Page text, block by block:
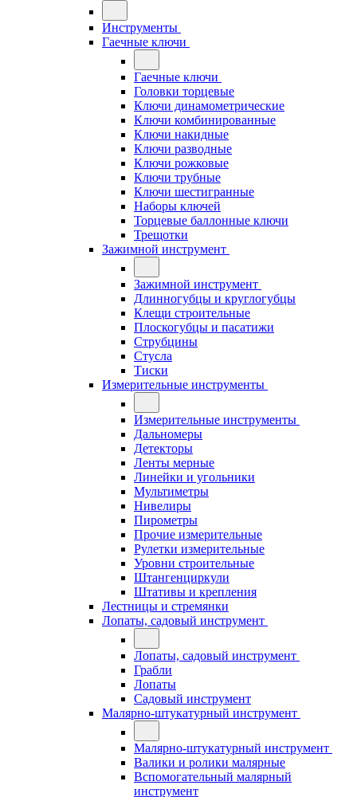
Инструменты
Гаечные ключи
Гаечные ключи
Головки торцевые
Ключи динамометрические
Ключи комбинированные
Ключи накидные
Ключи разводные
Ключи рожковые
Ключи трубные
Ключи шестигранные
Наборы ключей
Торцевые баллонные ключи
Трещотки
Зажимной инструмент
Зажимной инструмент
Длинногубцы и круглогубцы
Клещи строительные
Плоскогубцы и пасатижи
Струбцины
Стусла
Тиски
Измерительные инструменты
Измерительные инструменты
Дальномеры
Детекторы
Ленты мерные
Линейки и угольники
Мультиметры
Нивелиры
Пирометры
Прочие измерительные
Рулетки измерительные
Уровни строительные
Штангенциркули
Штативы и крепления
Лестницы и стремянки
Лопаты, садовый инструмент
Лопаты, садовый инструмент
Грабли
Лопаты
Садовый инструмент
Малярно-штукатурный инструмент
Малярно-штукатурный инструмент
Валики и ролики малярные
Вспомогательный малярный
инструмент